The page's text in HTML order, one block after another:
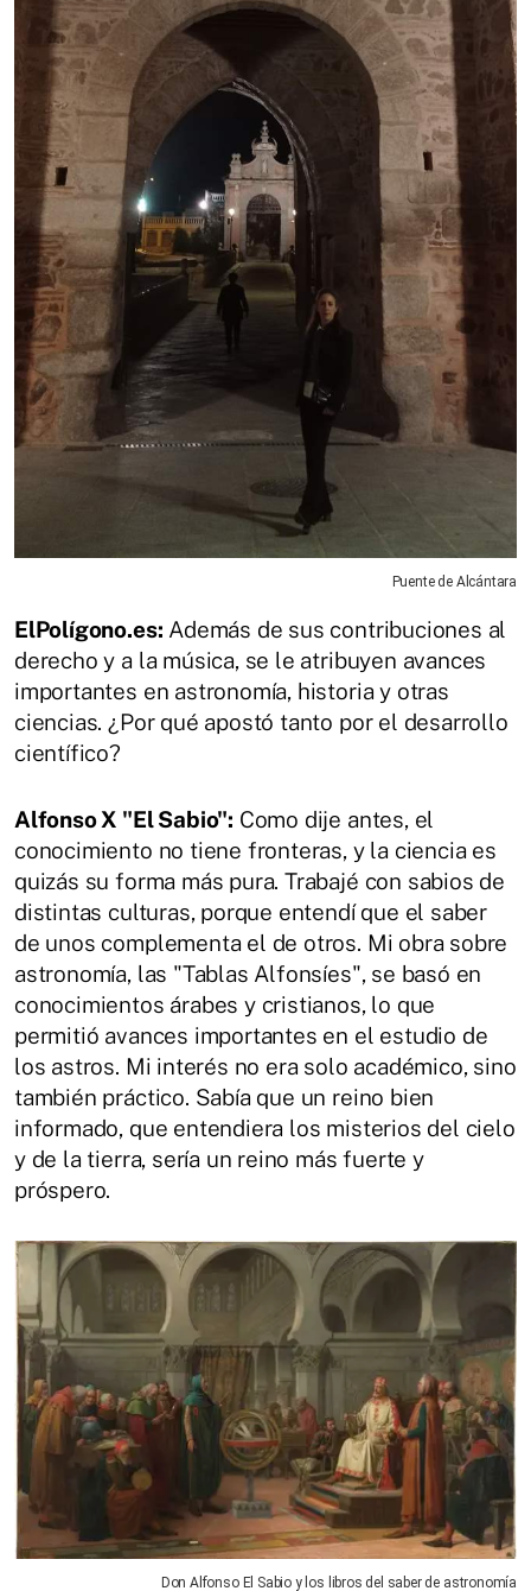
Puente de Alcántara
ElPolígono.es: Además de sus contribuciones al
derecho y a la música, se le atribuyen avances
importantes en astronomía, historia y otras
ciencias. ¿Por qué apostó tanto por el desarrollo
científico?
Alfonso X "El Sabio": Como dije antes, el
conocimiento no tiene fronteras, y la ciencia es
quizás su forma más pura. Trabajé con sabios de
distintas culturas, porque entendí que el saber
de unos complementa el de otros. Mi obra sobre
astronomía, las "Tablas Alfonsíes", se basó en
conocimientos árabes y cristianos, lo que
permitió avances importantes en el estudio de
los astros. Mi interés no era solo académico, sino
también práctico. Sabía que un reino bien
informado, que entendiera los misterios del cielo
y de la tierra, sería un reino más fuerte y
próspero.
Don Alfonso El Sabio y los libros del saber de astronomía